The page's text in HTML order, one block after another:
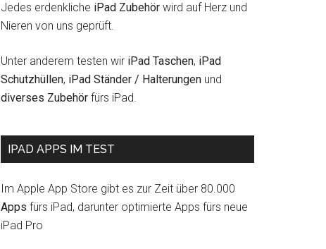
Jedes erdenkliche iPad Zubehör wird auf Herz und
Nieren von uns geprüft.
Unter anderem testen wir iPad Taschen, iPad
Schutzhüllen, iPad Ständer / Halterungen und
diverses Zubehör fürs iPad.
IPAD APPS IM TEST
Im Apple App Store gibt es zur Zeit über 80.000
Apps fürs iPad, darunter optimierte Apps fürs neue
iPad Pro